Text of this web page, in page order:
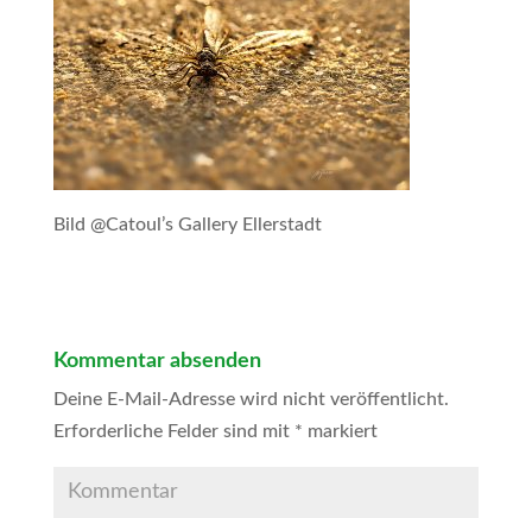
Bild @Catoul’s Gallery Ellerstadt
Kommentar absenden
Deine E-Mail-Adresse wird nicht veröffentlicht.
Erforderliche Felder sind mit * markiert